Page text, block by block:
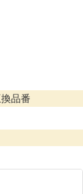
品番